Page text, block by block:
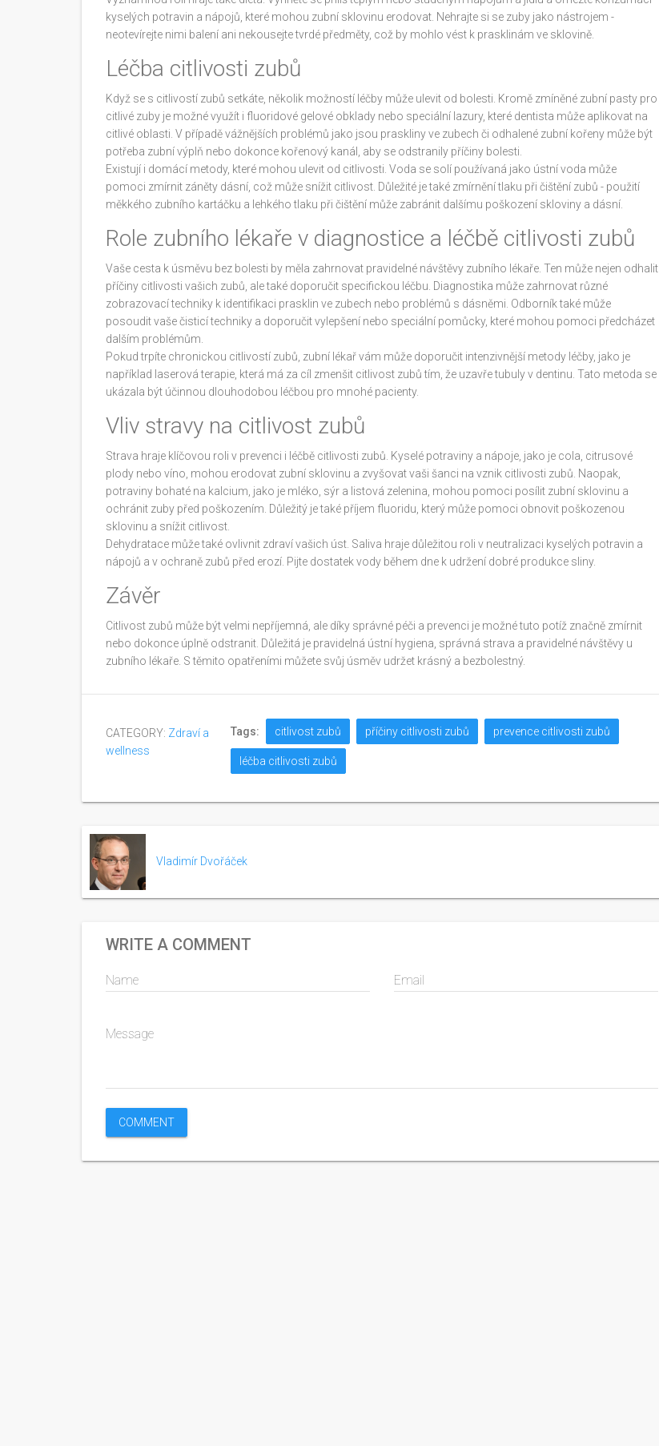
kyselých potravin a nápojů, které mohou zubní sklovinu erodovat. Nehrajte si se zuby jako nástrojem -
neotevírejte nimi balení ani nekousejte tvrdé předměty, což by mohlo vést k prasklinám ve sklovině.
Léčba citlivosti zubů
Když se s citlivostí zubů setkáte, několik možností léčby může ulevit od bolesti. Kromě zmíněné zubní pasty pro
citlivé zuby je možné využít i fluoridové gelové obklady nebo speciální lazury, které dentista může aplikovat na
citlivé oblasti. V případě vážnějších problémů jako jsou praskliny ve zubech či odhalené zubní kořeny může být
potřeba zubní výplň nebo dokonce kořenový kanál, aby se odstranily příčiny bolesti.
Existují i domácí metody, které mohou ulevit od citlivosti. Voda se solí používaná jako ústní voda může
pomoci zmírnit záněty dásní, což může snížit citlivost. Důležité je také zmírnění tlaku při čištění zubů - použití
měkkého zubního kartáčku a lehkého tlaku při čištění může zabránit dalšímu poškození skloviny a dásní.
Role zubního lékaře v diagnostice a léčbě citlivosti zubů
Vaše cesta k úsměvu bez bolesti by měla zahrnovat pravidelné návštěvy zubního lékaře. Ten může nejen odhalit
příčiny citlivosti vašich zubů, ale také doporučit specifickou léčbu. Diagnostika může zahrnovat různé
zobrazovací techniky k identifikaci prasklin ve zubech nebo problémů s dásněmi. Odborník také může
posoudit vaše čisticí techniky a doporučit vylepšení nebo speciální pomůcky, které mohou pomoci předcházet
dalším problémům.
Pokud trpíte chronickou citlivostí zubů, zubní lékař vám může doporučit intenzivnější metody léčby, jako je
například laserová terapie, která má za cíl zmenšit citlivost zubů tím, že uzavře tubuly v dentinu. Tato metoda se
ukázala být účinnou dlouhodobou léčbou pro mnohé pacienty.
Vliv stravy na citlivost zubů
Strava hraje klíčovou roli v prevenci i léčbě citlivosti zubů. Kyselé potraviny a nápoje, jako je cola, citrusové
plody nebo víno, mohou erodovat zubní sklovinu a zvyšovat vaši šanci na vznik citlivosti zubů. Naopak,
potraviny bohaté na kalcium, jako je mléko, sýr a listová zelenina, mohou pomoci posílit zubní sklovinu a
ochránit zuby před poškozením. Důležitý je také příjem fluoridu, který může pomoci obnovit poškozenou
sklovinu a snížit citlivost.
Dehydratace může také ovlivnit zdraví vašich úst. Saliva hraje důležitou roli v neutralizaci kyselých potravin a
nápojů a v ochraně zubů před erozí. Pijte dostatek vody během dne k udržení dobré produkce sliny.
Závěr
Citlivost zubů může být velmi nepříjemná, ale díky správné péči a prevenci je možné tuto potíž značně zmírnit
nebo dokonce úplně odstranit. Důležitá je pravidelná ústní hygiena, správná strava a pravidelné návštěvy u
zubního lékaře. S těmito opatřeními můžete svůj úsměv udržet krásný a bezbolestný.
CATEGORY: Zdraví a
wellness
Tags: citlivost zubů příčiny citlivosti zubů prevence citlivosti zubů
léčba citlivosti zubů
Vladimír Dvořáček
WRITE A COMMENT
Name Email
Message